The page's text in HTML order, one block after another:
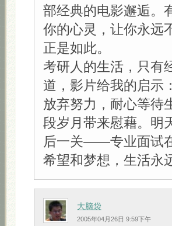
部经典的电影邂逅。
你的心灵，让你永远
正是如此。
考研人的生活，只有
道，影片给我的启示
放弃努力，耐心等待
段岁月带来慰藉。明
后一关——专业面试
希望和梦想，生活永
大脑袋
2005年04月26日 9:59下午